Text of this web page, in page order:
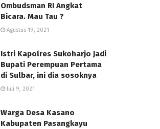
Ombudsman RI Angkat
Bicara. Mau Tau ?
Agustus 19, 2021
Istri Kapolres Sukoharjo Jadi
Bupati Perempuan Pertama
di Sulbar, ini dia sosoknya
Juli 9, 2021
Warga Desa Kasano
Kabupaten Pasangkayu